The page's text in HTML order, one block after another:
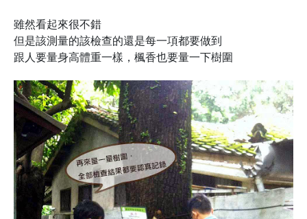
雖然看起來很不錯
但是該測量的該檢查的還是每一項都要做到
跟人要量身高體重一樣，楓香也要量一下樹圍